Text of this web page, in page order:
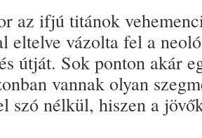
az ifjú titánok
eltelve vázolta fel a
útját. Sok ponton akár
vannak olyan
szó nélkül, hiszen a